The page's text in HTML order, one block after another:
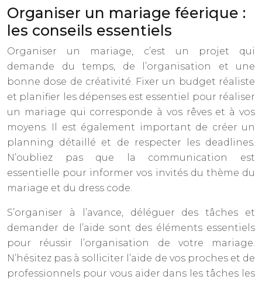
Organiser un mariage féerique :
les conseils essentiels
Organiser un mariage, c’est un projet qui
demande du temps, de l’organisation et une
bonne dose de créativité. Fixer un budget réaliste
et planifier les dépenses est essentiel pour réaliser
un mariage qui corresponde à vos rêves et à vos
moyens. Il est également important de créer un
planning détaillé et de respecter les deadlines.
N’oubliez pas que la communication est
essentielle pour informer vos invités du thème du
mariage et du dress code.
S’organiser à l’avance, déléguer des tâches et
demander de l’aide sont des éléments essentiels
pour réussir l’organisation de votre mariage.
N’hésitez pas à solliciter l’aide de vos proches et de
professionnels pour vous aider dans les tâches les